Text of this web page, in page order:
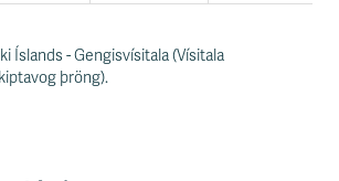
Íslands - Gengisvísitala (Vísitala
þröng).